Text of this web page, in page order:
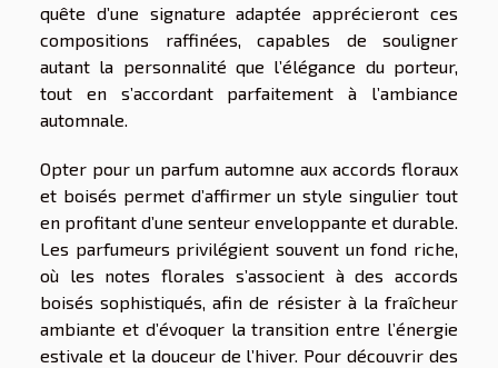
quête d’une signature adaptée apprécieront ces
compositions raffinées, capables de souligner
autant la personnalité que l’élégance du porteur,
tout en s’accordant parfaitement à l’ambiance
automnale.
Opter pour un parfum automne aux accords floraux
et boisés permet d’affirmer un style singulier tout
en profitant d’une senteur enveloppante et durable.
Les parfumeurs privilégient souvent un fond riche,
où les notes florales s’associent à des accords
boisés sophistiqués, afin de résister à la fraîcheur
ambiante et d’évoquer la transition entre l’énergie
estivale et la douceur de l’hiver. Pour découvrir des